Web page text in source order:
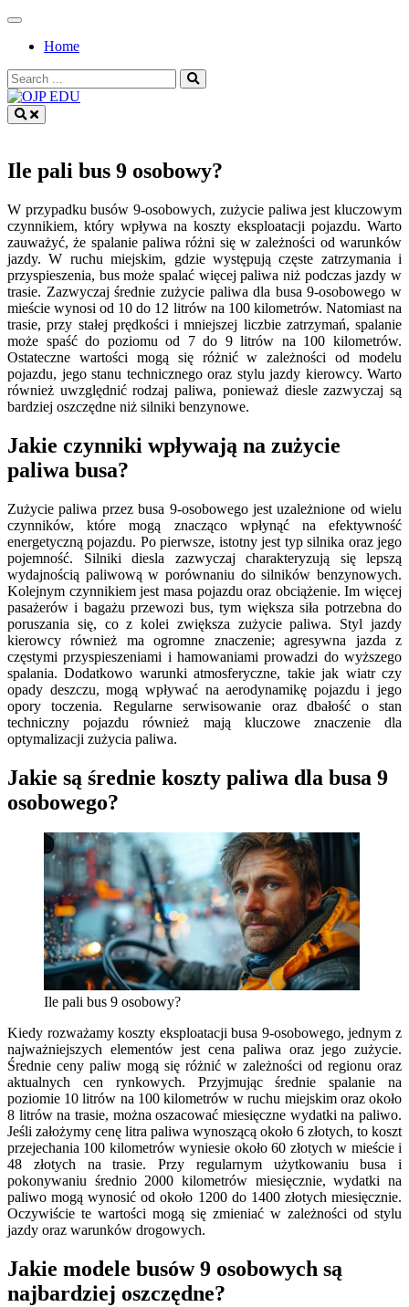
Skip
contentHome
Search
for:
Ile pali bus 9 osobowy?
W przypadku busów 9-osobowych, zużycie paliwa jest kluczowym
czynnikiem, który wpływa na koszty eksploatacji pojazdu. Warto
zauważyć, że spalanie paliwa różni się w zależności od warunków
jazdy. W ruchu miejskim, gdzie występują częste zatrzymania i
przyspieszenia, bus może spalać więcej paliwa niż podczas jazdy w
trasie. Zazwyczaj średnie zużycie paliwa dla busa 9-osobowego w
mieście wynosi od 10 do 12 litrów na 100 kilometrów. Natomiast na
trasie, przy stałej prędkości i mniejszej liczbie zatrzymań, spalanie
może spaść do poziomu od 7 do 9 litrów na 100 kilometrów.
Ostateczne wartości mogą się różnić w zależności od modelu
pojazdu, jego stanu technicznego oraz stylu jazdy kierowcy. Warto
również uwzględnić rodzaj paliwa, ponieważ diesle zazwyczaj są
bardziej oszczędne niż silniki benzynowe.
Jakie czynniki wpływają na zużycie
paliwa busa?
Zużycie paliwa przez busa 9-osobowego jest uzależnione od wielu
czynników, które mogą znacząco wpłynąć na efektywność
energetyczną pojazdu. Po pierwsze, istotny jest typ silnika oraz jego
pojemność. Silniki diesla zazwyczaj charakteryzują się lepszą
wydajnością paliwową w porównaniu do silników benzynowych.
Kolejnym czynnikiem jest masa pojazdu oraz obciążenie. Im więcej
pasażerów i bagażu przewozi bus, tym większa siła potrzebna do
poruszania się, co z kolei zwiększa zużycie paliwa. Styl jazdy
kierowcy również ma ogromne znaczenie; agresywna jazda z
częstymi przyspieszeniami i hamowaniami prowadzi do wyższego
spalania. Dodatkowo warunki atmosferyczne, takie jak wiatr czy
opady deszczu, mogą wpływać na aerodynamikę pojazdu i jego
opory toczenia. Regularne serwisowanie oraz dbałość o stan
techniczny pojazdu również mają kluczowe znaczenie dla
optymalizacji zużycia paliwa.
Jakie są średnie koszty paliwa dla busa 9
osobowego?
Ile pali bus 9 osobowy?
Kiedy rozważamy koszty eksploatacji busa 9-osobowego, jednym z
najważniejszych elementów jest cena paliwa oraz jego zużycie.
Średnie ceny paliw mogą się różnić w zależności od regionu oraz
aktualnych cen rynkowych. Przyjmując średnie spalanie na
poziomie 10 litrów na 100 kilometrów w ruchu miejskim oraz około
8 litrów na trasie, można oszacować miesięczne wydatki na paliwo.
Jeśli założymy cenę litra paliwa wynoszącą około 6 złotych, to koszt
przejechania 100 kilometrów wyniesie około 60 złotych w mieście i
48 złotych na trasie. Przy regularnym użytkowaniu busa i
pokonywaniu średnio 2000 kilometrów miesięcznie, wydatki na
paliwo mogą wynosić od około 1200 do 1400 złotych miesięcznie.
Oczywiście te wartości mogą się zmieniać w zależności od stylu
jazdy oraz warunków drogowych.
Jakie modele busów 9 osobowych są
najbardziej oszczędne?